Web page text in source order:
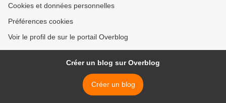
Cookies et données personnelles
Préférences cookies
Voir le profil de sur le portail Overblog
Créer un blog sur Overblog
Créer un blog